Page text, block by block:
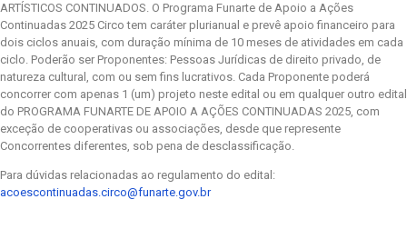
ARTÍSTICOS CONTINUADOS. O Programa Funarte de Apoio a Ações
Continuadas 2025 Circo tem caráter plurianual e prevê apoio financeiro para
dois ciclos anuais, com duração mínima de 10 meses de atividades em cada
ciclo. Poderão ser Proponentes: Pessoas Jurídicas de direito privado, de
natureza cultural, com ou sem fins lucrativos. Cada Proponente poderá
concorrer com apenas 1 (um) projeto neste edital ou em qualquer outro edital
do PROGRAMA FUNARTE DE APOIO A AÇÕES CONTINUADAS 2025, com
exceção de cooperativas ou associações, desde que represente
Concorrentes diferentes, sob pena de desclassificação.
Para dúvidas relacionadas ao regulamento do edital:
acoescontinuadas.circo@funarte.gov.br